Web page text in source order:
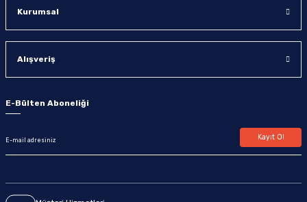
Kurumsal
Alışveriş
E-Bülten Aboneliği
Kayıt Ol